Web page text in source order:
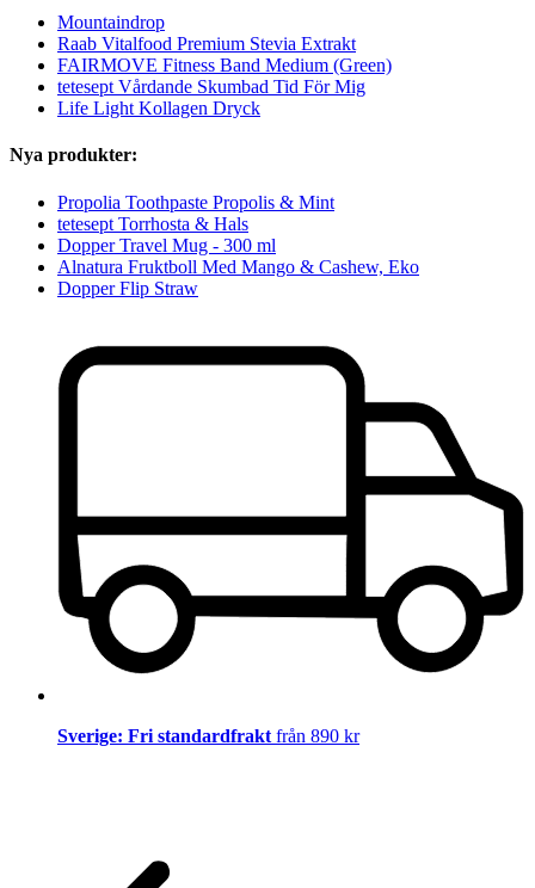
Mountaindrop
Raab Vitalfood Premium Stevia Extrakt
FAIRMOVE Fitness Band Medium (Green)
tetesept Vårdande Skumbad Tid För Mig
Life Light Kollagen Dryck
Nya produkter:
Propolia Toothpaste Propolis & Mint
tetesept Torrhosta & Hals
Dopper Travel Mug - 300 ml
Alnatura Fruktboll Med Mango & Cashew, Eko
Dopper Flip Straw
Sverige: Fri standardfrakt från 890 kr